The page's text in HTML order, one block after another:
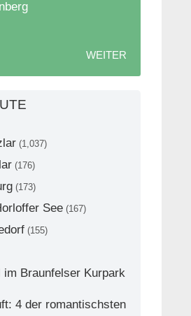
WEITER
(1,037)
(176)
(173)
See (167)
(155)
Braunfelser Kurpark
4 der romantischsten